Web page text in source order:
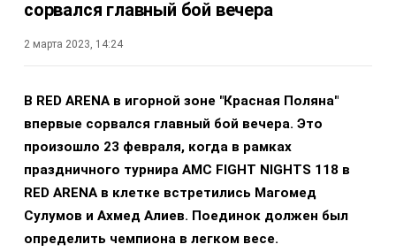
сорвался главный бой вечера
2 марта 2023, 14:24
В RED ARENA в игорной зоне "Красная Поляна"
впервые сорвался главный бой вечера. Это
произошло 23 февраля, когда в рамках
праздничного турнира AMC FIGHT NIGHTS 118 в
RED ARENA в клетке встретились Магомед
Сулумов и Ахмед Алиев. Поединок должен был
определить чемпиона в легком весе.